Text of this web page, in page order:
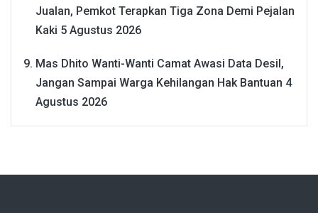
Jualan, Pemkot Terapkan Tiga Zona Demi Pejalan
Kaki 5 Agustus 2026
Mas Dhito Wanti-Wanti Camat Awasi Data Desil,
Jangan Sampai Warga Kehilangan Hak Bantuan 4
Agustus 2026